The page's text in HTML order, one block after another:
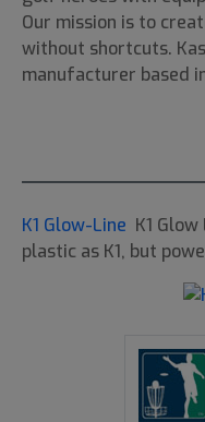
Our mission is to
without shortcuts.
manufacturer based
K1 Glow-Line K1
plastic as K1, but